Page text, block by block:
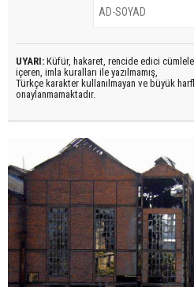
UYARI: Küfür, hakaret, rencide edici
içeren, imla kuralları ile yazılmamış,
Türkçe karakter kullanılmayan ve büyük
onaylanmamaktadır.